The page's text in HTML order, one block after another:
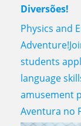
Diversões!
Physics and
students
language
amusement
Aventura no